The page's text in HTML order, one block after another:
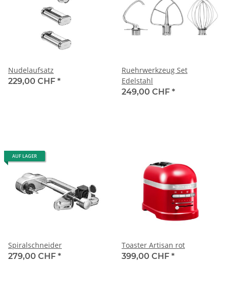
Nudelaufsatz
229,00 CHF *
Ruehrwerkzeug Set
Edelstahl
249,00 CHF *
AUF LAGER
Spiralschneider
279,00 CHF *
Toaster Artisan rot
399,00 CHF *